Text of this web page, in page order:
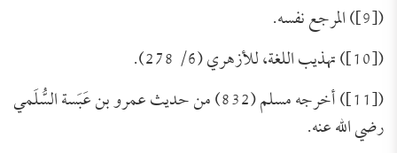
([9]) المرجع نفسه.
([10]) تهذيب اللغة، للأزهري (6/ 278).
([11]) أخرجه مسلم (832) من حديث عمرو بن عَبَسة السُّلَمي
رضي الله عنه.